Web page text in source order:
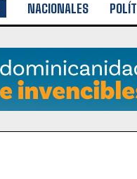
NACIONALES